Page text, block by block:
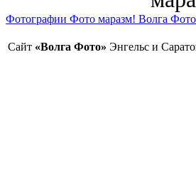
Фотографии Фото маразм! Волга
Сайт «Волга Фото» Энгельс и